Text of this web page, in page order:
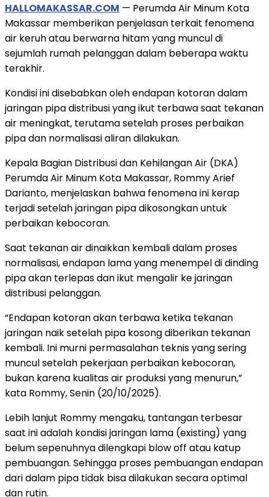
HALLOMAKASSAR.COM — Perumda Air Minum Kota
Makassar memberikan penjelasan terkait fenomena
air keruh atau berwarna hitam yang muncul di
sejumlah rumah pelanggan dalam beberapa waktu
terakhir.
Kondisi ini disebabkan oleh endapan kotoran dalam
jaringan pipa distribusi yang ikut terbawa saat tekanan
air meningkat, terutama setelah proses perbaikan
pipa dan normalisasi aliran dilakukan.
Kepala Bagian Distribusi dan Kehilangan Air (DKA)
Perumda Air Minum Kota Makassar, Rommy Arief
Darianto, menjelaskan bahwa fenomena ini kerap
terjadi setelah jaringan pipa dikosongkan untuk
perbaikan kebocoran.
Saat tekanan air dinaikkan kembali dalam proses
normalisasi, endapan lama yang menempel di dinding
pipa akan terlepas dan ikut mengalir ke jaringan
distribusi pelanggan.
“Endapan kotoran akan terbawa ketika tekanan
jaringan naik setelah pipa kosong diberikan tekanan
kembali. Ini murni permasalahan teknis yang sering
muncul setelah pekerjaan perbaikan kebocoran,
bukan karena kualitas air produksi yang menurun,”
kata Rommy, Senin (20/10/2025).
Lebih lanjut Rommy mengaku, tantangan terbesar
saat ini adalah kondisi jaringan lama (existing) yang
belum sepenuhnya dilengkapi blow off atau katup
pembuangan. Sehingga proses pembuangan endapan
dari dalam pipa tidak bisa dilakukan secara optimal
dan rutin.